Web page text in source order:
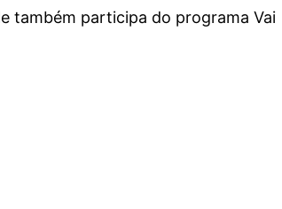
também participa do programa Vai